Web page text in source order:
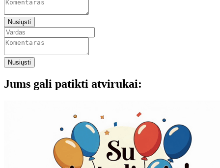
Nusiųsti
Nusiųsti
Jums gali patikti atvirukai: